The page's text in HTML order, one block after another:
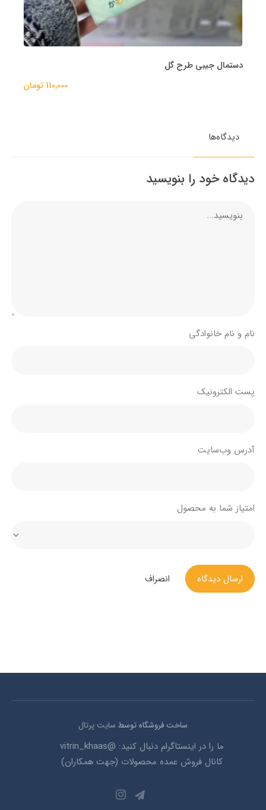
دستمال جیبی طرح گل
110,000 تومان
دیدگاه‌ها
دیدگاه خود را بنویسید
نام و نام خانوادگی
پست الکترونیک
آدرس وب‌سایت
امتیاز شما به محصول
ارسال دیدگاه انصراف
ساخت فروشگاه توسط سایت پرتال
ما را در اینستاگرام دنبال کنید: @vitrin_khaas
کانال فروش عمده محصولات (جهت همکاران)